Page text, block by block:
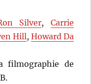
Silver, Carrie
Hill, Howard Da
de